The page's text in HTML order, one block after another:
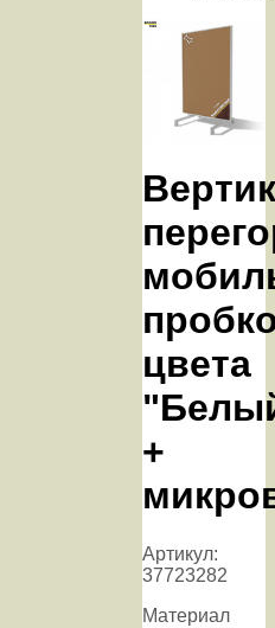
цвета
+
Артикул:
37723282
Материал